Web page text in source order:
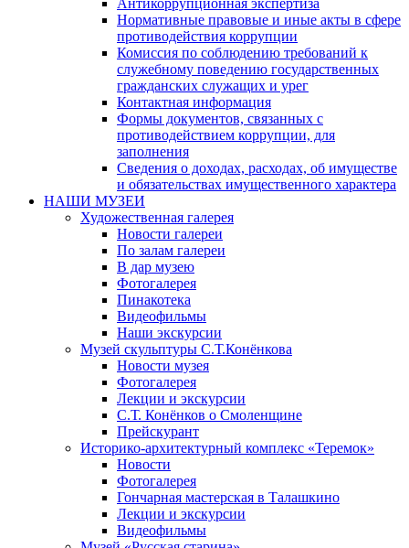
Антикоррупционная экспертиза
Нормативные правовые и иные акты в сфере
противодействия коррупции
Комиссия по соблюдению требований к
служебному поведению государственных
гражданских служащих и урег
Контактная информация
Формы документов, связанных с
противодействием коррупции, для
заполнения
Сведения о доходах, расходах, об имуществе
и обязательствах имущественного характера
НАШИ МУЗЕИ
Художественная галерея
Новости галереи
По залам галереи
В дар музею
Фотогалерея
Пинакотека
Видеофильмы
Наши экскурсии
Музей скульптуры С.Т.Конёнкова
Новости музея
Фотогалерея
Лекции и экскурсии
С.Т. Конёнков о Смоленщине
Прейскурант
Историко-архитектурный комплекс «Теремок»
Новости
Фотогалерея
Гончарная мастерская в Талашкино
Лекции и экскурсии
Видеофильмы